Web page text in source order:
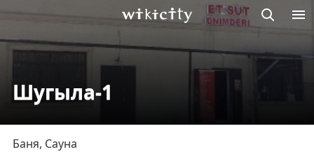
Шугыла-1
Баня, Сауна